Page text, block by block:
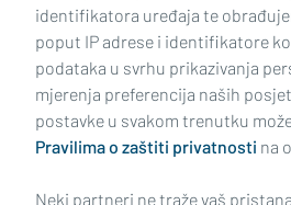
Impressum Uvjeti korištenja
Politika kolačića Kontakt Pritužbe
identifikatora uređaja te
poput IP adrese i identifikatore
podataka u svrhu prikazivanja
mjerenja preferencija naših
postavke u svakom trenutku
Pravilima o zaštiti privatnosti na
Neki partneri ne traže vaš